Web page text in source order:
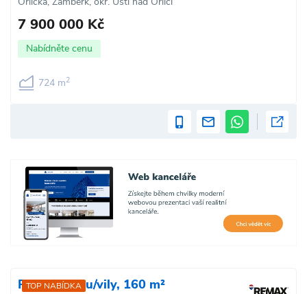
7 900 000 Kč
Nabídněte cenu
724 m2
TOP NABÍDKA
Prodej domu/vily, 160 m²